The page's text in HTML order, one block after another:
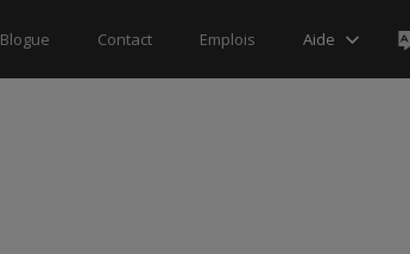
Blogue Contact Emplois Aide